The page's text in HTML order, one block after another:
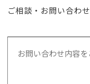
ご相談・お問い合わせ